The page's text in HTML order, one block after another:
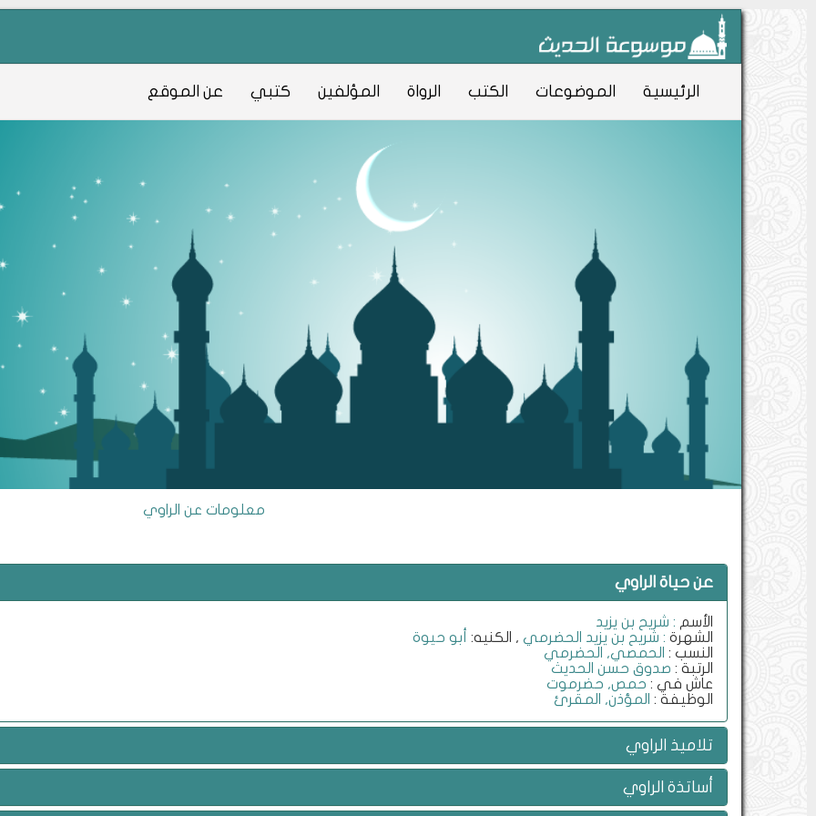
الرئيسية الموضوعات الكتب الرواة المؤلفين كتبي عن الموقع
معلومات عن الراوي
عن حياة الراوي
الأسم : شريح بن يزيد
الشهرة : شريح بن يزيد الحضرمي , الكنيه:
أبو حيوة
النسب : الحمصي, الحضرمي
الرتبة : صدوق حسن الحديث
عاش في : حمص, حضرموت
الوظيفة : المؤذن, المقرئ
تلاميذ الراوي
أساتذة الراوي